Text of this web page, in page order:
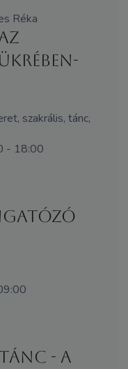
Réka
szakrális, tánc,
- 18:00
- a